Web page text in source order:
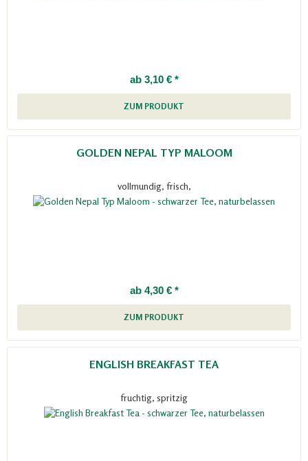
ab 3,10 € *
ZUM PRODUKT
GOLDEN NEPAL TYP MALOOM
vollmundig, frisch,
ab 4,30 € *
ZUM PRODUKT
ENGLISH BREAKFAST TEA
fruchtig, spritzig